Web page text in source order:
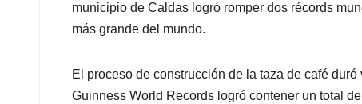
municipio de Caldas logró romper dos récords
más grande del mundo.
El proceso de construcción de la taza de café
Guinness World Records logró contener un total